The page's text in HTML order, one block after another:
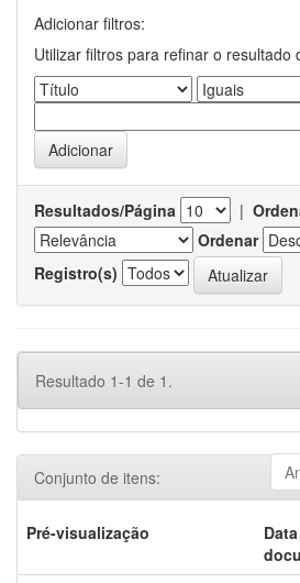
Adicionar filtros:
Utilizar filtros para refinar o resultado
Resultados/Página |
Ordenar
Registro(s)
Resultado 1-1 de 1.
Conjunto de itens:
Pré-visualização